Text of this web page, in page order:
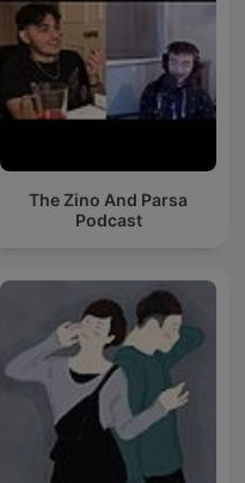
The Zino And Parsa
Podcast